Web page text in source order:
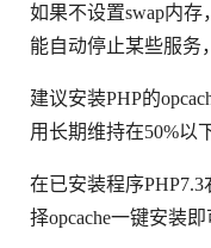
如果不设置swap内
能自动停止某些服务
建议安装PHP的
用长期维持在50%以
在已安装程序
择opcache一键安装即